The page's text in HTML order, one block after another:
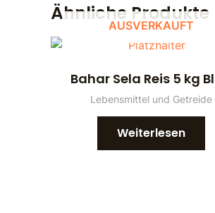
Ähnliche Produkte
AUSVERKAUFT
Bahar Sela Reis 5 kg
Lebensmittel und Getreide
Weiterlesen